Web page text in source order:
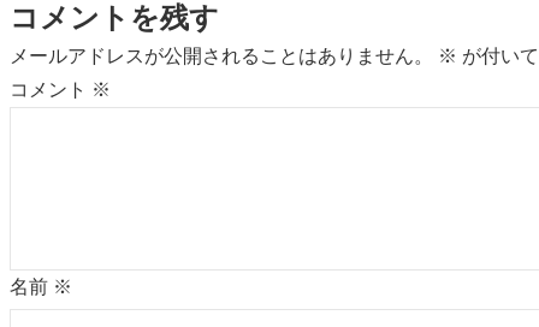
コメントを残す
メールアドレスが公開されることはありません。 ※ が付い
コメント ※
名前 ※